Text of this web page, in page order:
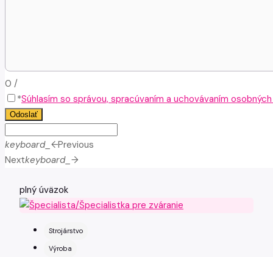
0 /
*Súhlasím so správou, spracúvaním a uchovávaním
Odoslať
keyboard_arrow_leftPrevious
Nextkeyboard_arrow_right
plný úväzok
Strojárstvo
Výroba